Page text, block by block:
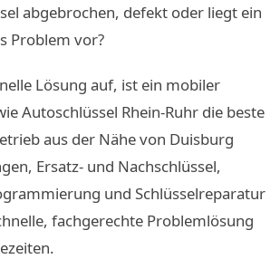
abgebrochen, defekt oder liegt ein
Problem vor?
Lösung auf, ist ein mobiler
Autoschlüssel Rhein-Ruhr die beste
aus der Nähe von Duisburg
Ersatz- und Nachschlüssel,
und Schlüsselreparatur
fachgerechte Problemlösung